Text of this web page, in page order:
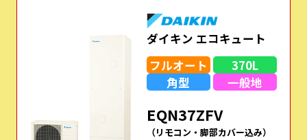
ダイキン エコキュート
フルオート
370L
角型
一般地
EQN37ZFV
（リモコン・脚部カバー込み）